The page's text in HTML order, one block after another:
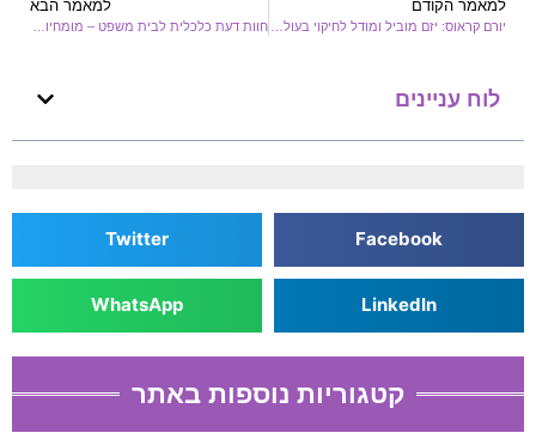
למאמר הקודם למאמר הבא
לוח עניינים
Facebook
Twitter
LinkedIn
WhatsApp
קטגוריות נוספות באתר